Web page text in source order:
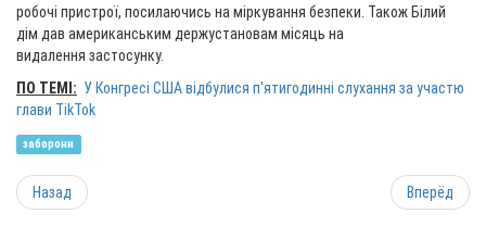
робочі пристрої, посилаючись на міркування безпеки. Також Білий
дім дав американським держустановам місяць на
видалення застосунку.
ПО ТЕМІ: У Конгресі США відбулися п'ятигодинні слухання за участю
глави TikTok
заборони
Назад Вперёд